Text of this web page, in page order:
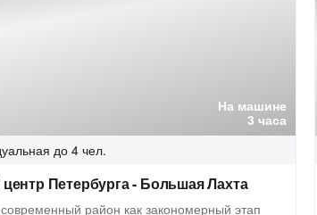
На машине
3 часа
до 4 чел.
Петербурга - Большая Лахта
район как закономерный этап